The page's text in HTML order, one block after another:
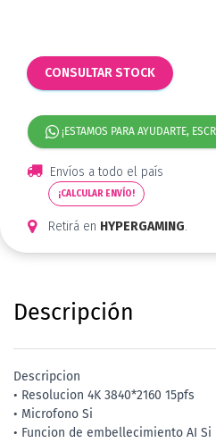
CONSULTAR STOCK
¡ESTAMOS PARA AYUDARTE,
Envíos a todo el país
¡CALCULAR ENVÍO!
Retirá en HYPERGAMING.
Descripción
Descripcion
• Resolucion 4K 3840*2160 15pfs
• Microfono Si
• Funcion de embellecimiento AI Si